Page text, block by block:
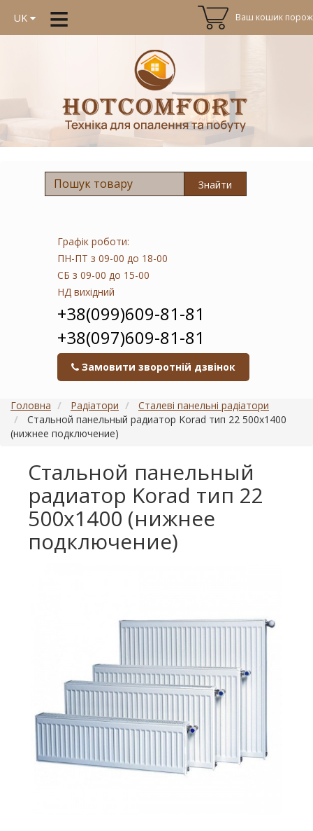
UK ≡ Ваш кошик
Знайти
Графік роботи:
ПН-ПТ з 09-00 до 18-00
СБ з 09-00 до 15-00
НДвихідний
+38(099)609-81-81
+38(097)609-81-81
Замовити зворотній дзвінок
Головна Радіатори
Сталеві панельні радіатори
Стальной панельный радиатор Korad тип 22 500х1400
(нижнее подключение)
Стальной панельный
радиатор Korad тип 22
500х1400 (нижнее
подключение)